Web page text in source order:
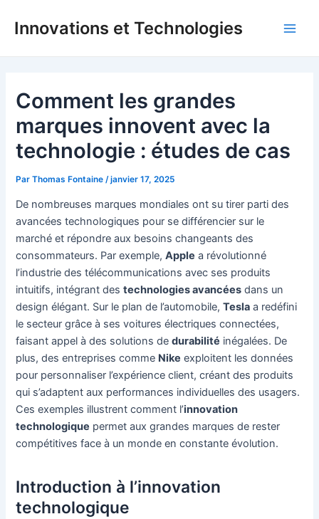
Innovations et Technologies
Comment les grandes
marques innovent avec la
technologie : études de cas
ParThomas Fontaine /janvier 17, 2025
De nombreuses marques mondiales ont su tirer parti des
avancées technologiques pour se différencier sur le
marché et répondre aux besoins changeants des
consommateurs. Par exemple,Apple a révolutionné
l’industrie des télécommunications avec ses produits
intuitifs, intégrant destechnologies avancées dans un
design élégant. Sur le plan de l’automobile,Tesla a redéfini
le secteur grâce à ses voitures électriques connectées,
faisant appel à des solutions dedurabilité inégalées. De
plus, des entreprises comme Nike exploitent les données
pour personnaliser l’expérience client, créant des produits
qui s’adaptent aux performances individuelles des usagers.
Ces exemples illustrent comment l’innovation
technologique permet aux grandes marques de rester
compétitives face à un monde en constante évolution.
Introduction à l’innovation
technologique